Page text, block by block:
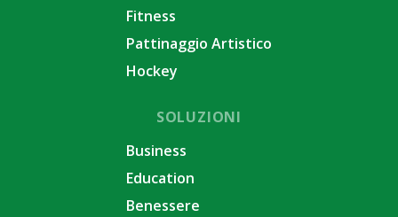
Fitness
Pattinaggio Artistico
Hockey
SOLUZIONI
Business
Education
Benessere